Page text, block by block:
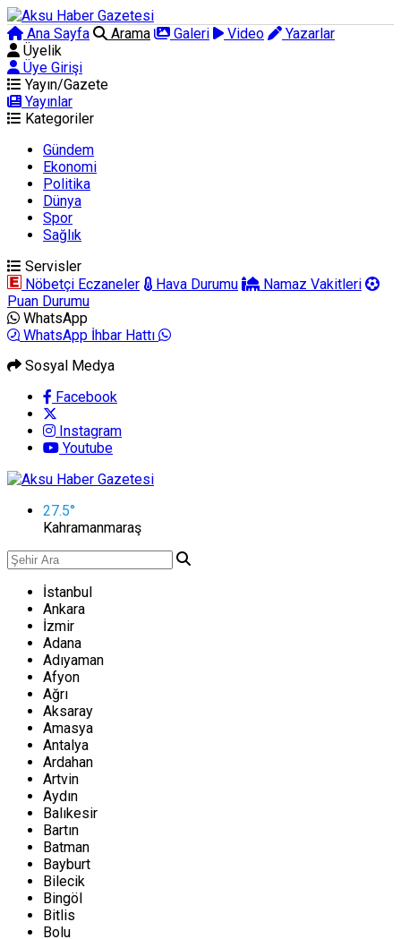
Ana Sayfa Arama Galeri Video
Yazarlar
Üyelik
Üye Girişi
Yayın/Gazete
Yayınlar
Kategoriler
Gündem
Ekonomi
Politika
Dünya
Spor
Sağlık
Servisler
Nöbetçi Eczaneler
Hava Durumu
Namaz Vakitleri
Puan Durumu
WhatsApp
WhatsApp İhbar Hattı
Sosyal Medya
Facebook
Instagram
Youtube
27.5°
Kahramanmaraş
İstanbul
Ankara
İzmir
Adana
Adıyaman
Afyon
Ağrı
Aksaray
Amasya
Antalya
Ardahan
Artvin
Aydın
Balıkesir
Bartın
Batman
Bayburt
Bilecik
Bingöl
Bitlis
Bolu